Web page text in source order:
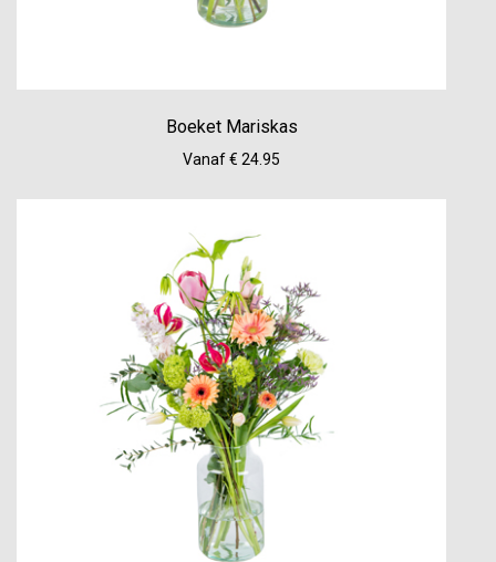
Boeket Mariskas
Vanaf € 24.95